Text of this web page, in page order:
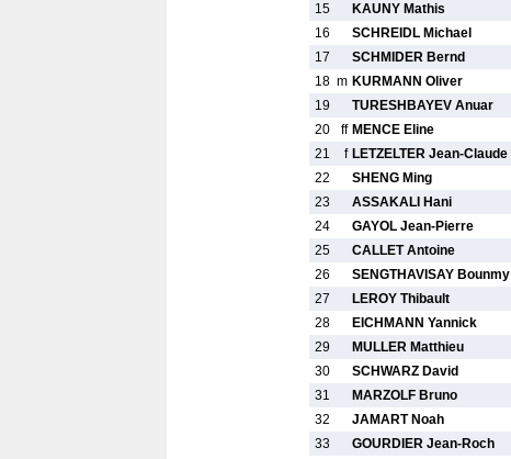
15
KAUNY Mathis
16
SCHREIDL Michael
17
SCHMIDER Bernd
18 m KURMANN Oliver
19
TURESHBAYEV Anuar
20
ff MENCE Eline
21
f LETZELTER Jean-Claude
22
SHENG Ming
23
ASSAKALI Hani
24
GAYOL Jean-Pierre
25
CALLET Antoine
26
SENGTHAVISAY Bounmy
27
LEROY Thibault
28
EICHMANN Yannick
29
MULLER Matthieu
30
SCHWARZ David
31
MARZOLF Bruno
32
JAMART Noah
33
GOURDIER Jean-Roch